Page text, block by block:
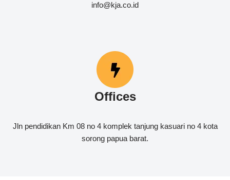
info@kja.co.id
Offices
Jln pendidikan Km 08 no 4 komplek tanjung kasuari no 4 kota
sorong papua barat.